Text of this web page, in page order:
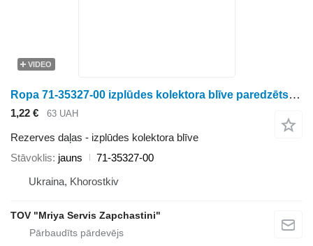
VIDEO
Ropa 71-35327-00 izplūdes kolektora blīve paredzēts biešu kombaina
1,22 € 63 UAH
Rezerves daļas - izplūdes kolektora blīve
Stāvoklis jauns
71-35327-00
Ukraina, Khorostkiv
TOV "Mriya Servis Zapchastini"